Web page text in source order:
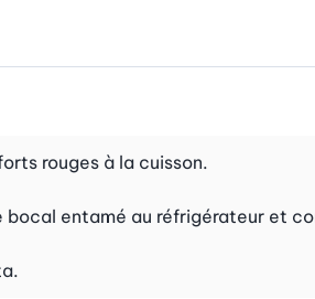
rouges à la cuisson.
bocal entamé au réfrigérateur et